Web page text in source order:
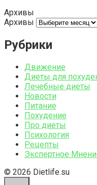
Архивы
Архивы
Рубрики
Движение
Диеты для
Лечебные диеты
Новости
Питание
Похудение
Про диеты
Психология
Рецепты
Экспертное
© 2026 Dietlife.su